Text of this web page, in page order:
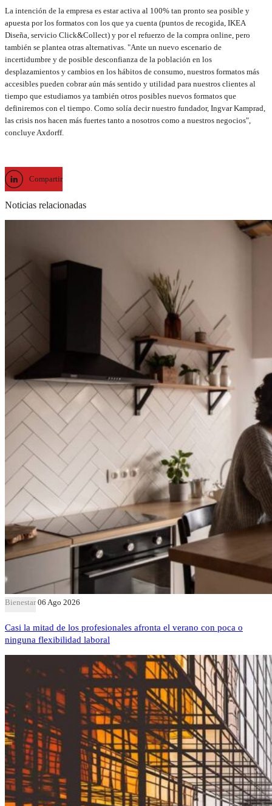
La intención de la empresa es estar activa al 100% tan pronto sea posible y
apuesta por los formatos con los que ya cuenta (puntos de recogida, IKEA
Diseña, servicio Click&Collect) y por el refuerzo de la compra online, pero
también se plantea otras alternativas. "Ante un nuevo escenario de
incertidumbre y de posible desconfianza de la población en los
desplazamientos y cambios en los hábitos de consumo, nuestros formatos más
accesibles pueden cobrar aún más sentido y utilidad para nuestros clientes al
tiempo que estudiamos ya también otros posibles nuevos formatos que
definiremos con el tiempo. Como solía decir nuestro fundador, Ingvar Kamprad,
las crisis nos hacen más fuertes tanto a nosotros como a nuestros negocios",
concluye Axdorff.
Compartir
Noticias relacionadas
Bienestar 06 Ago 2026
Casi la mitad de los profesionales afronta el verano con poca o
ninguna flexibilidad laboral